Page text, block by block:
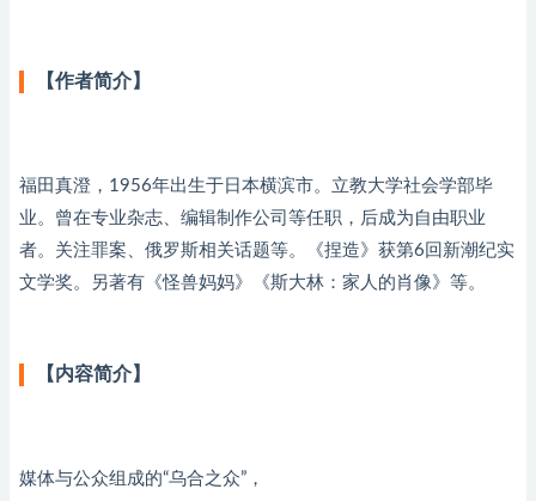
【作者简介】
福田真澄，1956年出生于日本横滨市。立教大学社会学部毕
业。曾在专业杂志、编辑制作公司等任职，后成为自由职业
者。关注罪案、俄罗斯相关话题等。《捏造》获第6回新潮纪实
文学奖。另著有《怪兽妈妈》《斯大林：家人的肖像》等。
【内容简介】
媒体与公众组成的“乌合之众”，